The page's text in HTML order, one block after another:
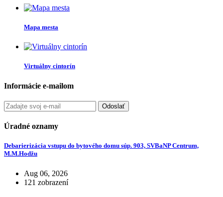
Mapa mesta
Virtuálny cintorín
Informácie e-mailom
Odoslať
Úradné oznamy
Debarierizácia vstupu do bytového domu súp. 903, SVBaNP Centrum,
M.M.Hodžu
Aug 06, 2026
121 zobrazení